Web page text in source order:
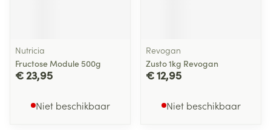
Nutricia
Fructose Module 500g
€ 23,95
Niet beschikbaar
Revogan
Zusto 1kg Revogan
€ 12,95
Niet beschikbaar